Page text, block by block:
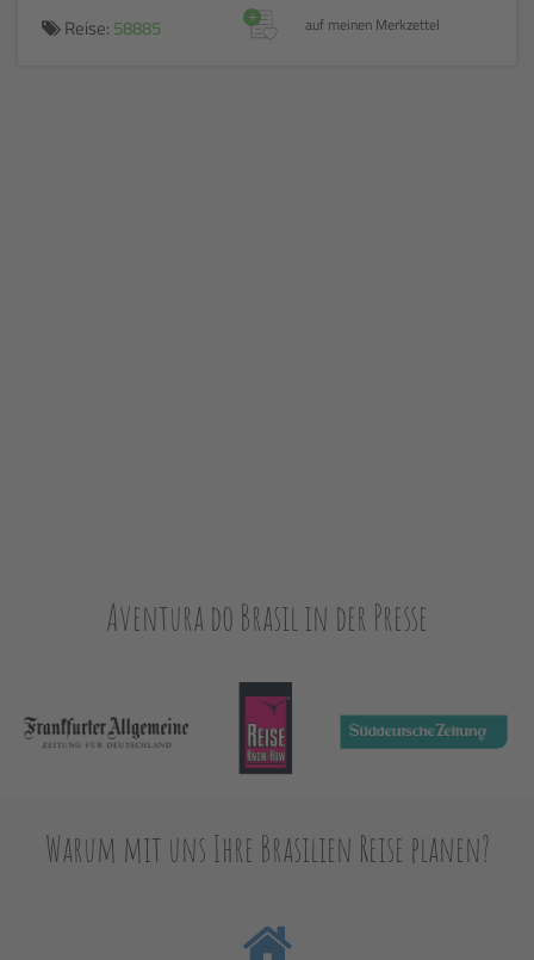
Reise: 58885 auf meinen Merkzettel
+
Aventura do Brasil in der Presse
Warum mit uns Ihre Brasilien Reise planen?